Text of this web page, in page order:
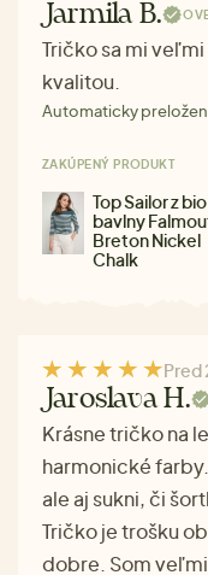
Jarmila B.
Tričko sa mi
kvalitou.
Automaticky
ZAKÚPENÝ PRODUKT
Top Sailor z bio
bavlny
Breton Nickel
Chalk
Pred
Jaroslava H.
Krásne tričko na
harmonické
ale aj sukni, či
Tričko je trošku
dobre. Som veľmi